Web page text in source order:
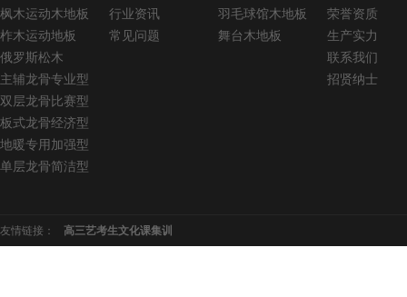
枫木运动木地板
柞木运动地板
俄罗斯松木
主辅龙骨专业型
双层龙骨比赛型
板式龙骨经济型
地暖专用加强型
单层龙骨简洁型
行业资讯
常见问题
羽毛球馆木地板
舞台木地板
荣誉资质
生产实力
联系我们
招贤纳士
友情链接： 高三艺考生文化课集训